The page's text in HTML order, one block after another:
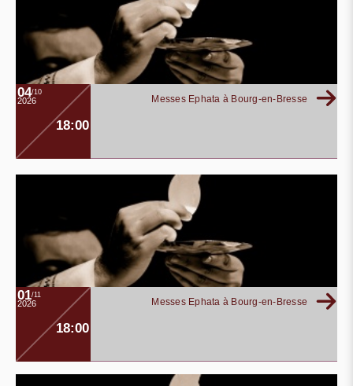
04/10
2026
18:00
Messes Ephata à Bourg-en-Bresse
01/11
2026
18:00
Messes Ephata à Bourg-en-Bresse